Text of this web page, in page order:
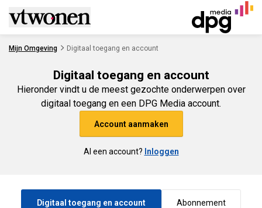
Ga naar de inhoud
Mijn Omgeving Digitaal toegang en account
Digitaal toegang en account
Hieronder vindt u de meest gezochte onderwerpen over
digitaal toegang en een DPG Media account.
Account aanmaken
Al een account? Inloggen
Digitaal toegang en account Abonnement